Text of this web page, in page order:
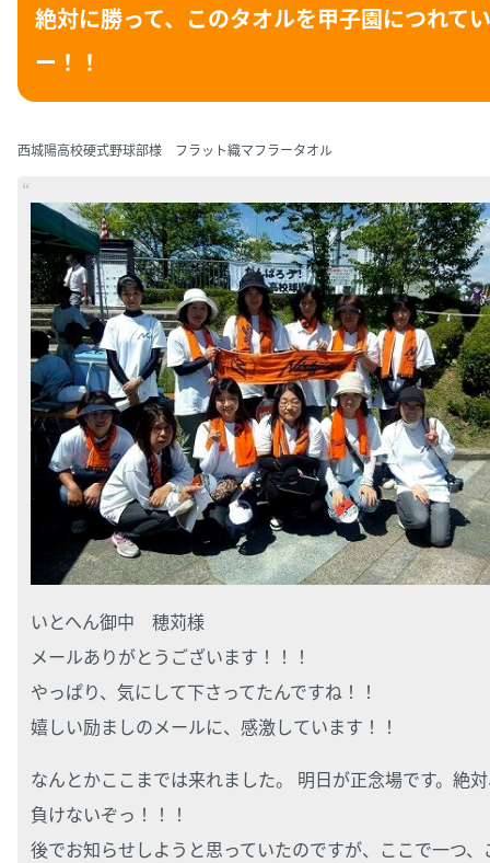
絶対に勝って、このタオルを甲子園につれて
ー！！
西城陽高校硬式野球部様 フラット織マフラータオル
いとへん御中 穂苅様
メールありがとうございます！！！
やっぱり、気にして下さってたんですね！！
嬉しい励ましのメールに、感激しています！！
なんとかここまでは来れました。 明日が正念場です。絶
負けないぞっ！！！
後でお知らせしようと思っていたのですが、ここで一つ、